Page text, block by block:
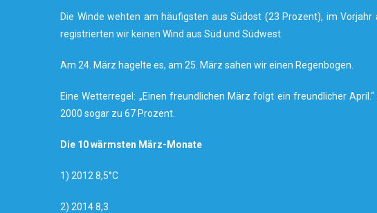
Die Winde wehten am häufigsten aus Südost (23 Prozent), im
registrierten wir keinen Wind aus Süd und Südwest.
Am 24. März hagelte es, am 25. März sahen wir einen Regenbogen.
Eine Wetterregel: „Einen freundlichen März folgt ein freundlicher
2000 sogar zu 67 Prozent.
Die 10 wärmsten März-Monate
1) 2012 8,5°C
2) 2014 8,3